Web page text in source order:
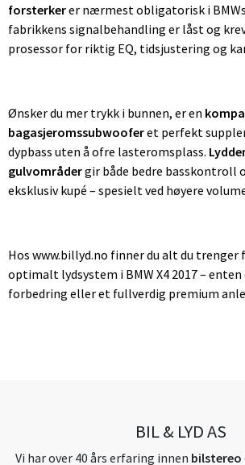
forsterkerer nærmest obligatorisk i
fabrikkens signalbehandling er låst og
prosessor for riktig EQ, tidsjustering og
Ønsker du mer trykk i bunnen, er en
bagasjeromssubwooferet perfekt
dypbass uten å ofre lasteromsplass.
gulvområdergir både bedre basskontroll
eksklusiv kupé – spesielt ved høyere
Hos www.billyd.no finner du alt du trenger
optimalt lydsystem i BMW X4 2017 – enten
forbedring eller et fullverdig premium
BIL & LYD AS
Vi har over 40 års erfaring innen bilstereo